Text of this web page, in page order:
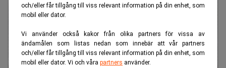
och/eller får tillgång till viss relevant information på din enhet, som
mobil eller dator.
Vi använder också kakor från olika partners för vissa av
ändamålen som listas nedan som innebär att vår partners
och/eller får tillgång till viss relevant information på din enhet, som
mobil eller dator. Vi och våra partners använder.